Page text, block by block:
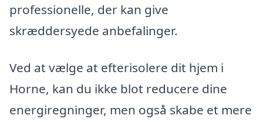
professionelle, der kan give
skræddersyede anbefalinger.
Ved at vælge at efterisolere dit hjem i
Horne, kan du ikke blot reducere dine
energiregninger, men også skabe et mere